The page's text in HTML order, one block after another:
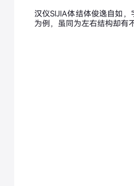
汉仪SIJIA体结体俊逸自如
为例，虽同为左右结构却有